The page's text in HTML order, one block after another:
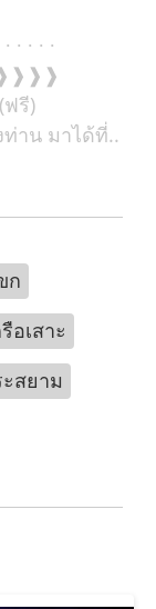
∙ ∙ ∙ ∙
รี)
าน มาได้ที่..
ก
อเสาะ
สยาม